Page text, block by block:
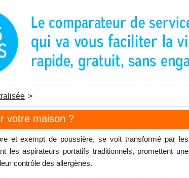
>
votre maison ?
et exempt de poussière, se voit transformé par les
les aspirateurs portatifs traditionnels, promettent une
contrôle des allergènes.